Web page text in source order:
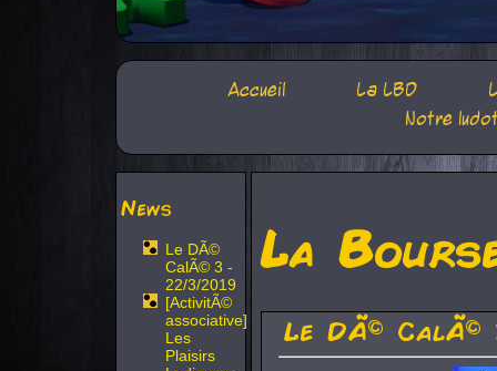
Accueil La LBD
Notre
News
Le DÃ©
CalÃ© 3 -
22/3/2019
[ActivitÃ©
associative]
Les
Plaisirs
La
Le DÃ© CalÃ©